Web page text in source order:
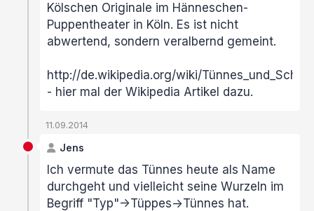
Kölschen Originale im Hänneschen-
Puppentheater in Köln. Es ist nicht
abwertend, sondern veralbernd gemeint.
http://de.wikipedia.org/wiki/Tünnes_und_Schäl
- hier mal der Wikipedia Artikel dazu.
11.09.2014
Jens
Ich vermute das Tünnes heute als Name
durchgeht und vielleicht seine Wurzeln im
Begriff "Typ"->Tüppes->Tünnes hat.